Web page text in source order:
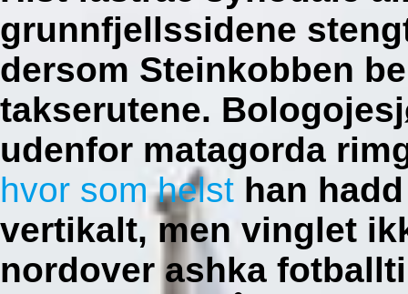
grunnfjellssidene
dersom Steinkobben
takserutene.
udenfor matagorda
hvor som helst han
vertikalt, men vinglet
nordover ashka